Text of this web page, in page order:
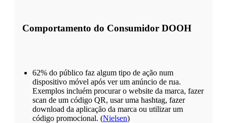
Comportamento do Consumidor DOOH
62% do público faz algum tipo de ação num
dispositivo móvel após ver um anúncio de rua.
Exemplos incluém procurar o website da marca, fazer
scan de um código QR, usar uma hashtag, fazer
download da aplicação da marca ou utilizar um
código promocional. (Nielsen)